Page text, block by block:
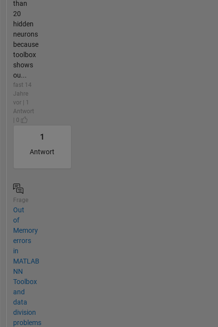
than
20
hidden
neurons
because
toolbox
shows
ou...
fast 14
Jahre
vor | 1
Antwort
| 0
1
Antwort
Frage
Out
of
Memory
errors
in
MATLAB
NN
Toolbox
and
data
division
problems